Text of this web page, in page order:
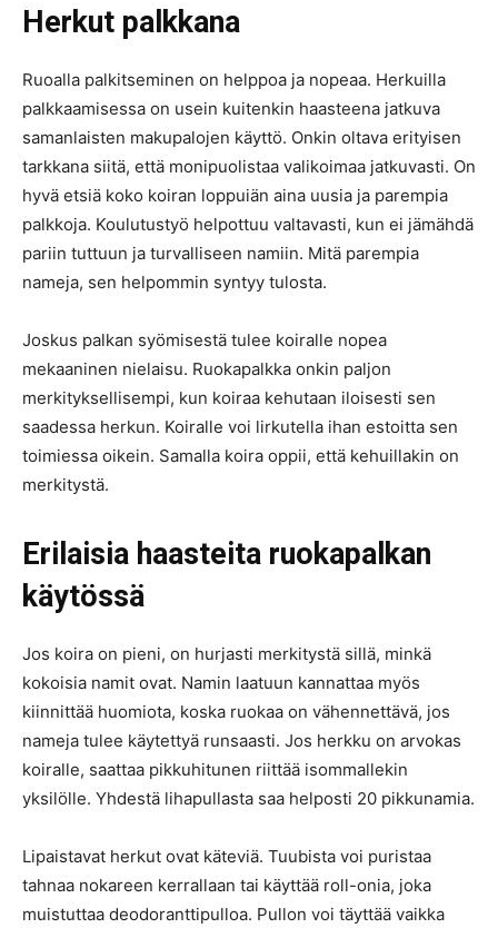
Herkut palkkana
Ruoalla palkitseminen on helppoa ja nopeaa. Herkuilla
palkkaamisessa on usein kuitenkin haasteena jatkuva
samanlaisten makupalojen käyttö. Onkin oltava erityisen
tarkkana siitä, että monipuolistaa valikoimaa jatkuvasti. On
hyvä etsiä koko koiran loppuiän aina uusia ja parempia
palkkoja. Koulutustyö helpottuu valtavasti, kun ei jämähdä
pariin tuttuun ja turvalliseen namiin. Mitä parempia
nameja, sen helpommin syntyy tulosta.
Joskus palkan syömisestä tulee koiralle nopea
mekaaninen nielaisu. Ruokapalkka onkin paljon
merkityksellisempi, kun koiraa kehutaan iloisesti sen
saadessa herkun. Koiralle voi lirkutella ihan estoitta sen
toimiessa oikein. Samalla koira oppii, että kehuillakin on
merkitystä.
Erilaisia haasteita ruokapalkan
käytössä
Jos koira on pieni, on hurjasti merkitystä sillä, minkä
kokoisia namit ovat. Namin laatuun kannattaa myös
kiinnittää huomiota, koska ruokaa on vähennettävä, jos
nameja tulee käytettyä runsaasti. Jos herkku on arvokas
koiralle, saattaa pikkuhitunen riittää isommallekin
yksilölle. Yhdestä lihapullasta saa helposti 20 pikkunamia.
Lipaistavat herkut ovat käteviä. Tuubista voi puristaa
tahnaa nokareen kerrallaan tai käyttää roll-onia, joka
muistuttaa deodoranttipulloa. Pullon voi täyttää vaikka